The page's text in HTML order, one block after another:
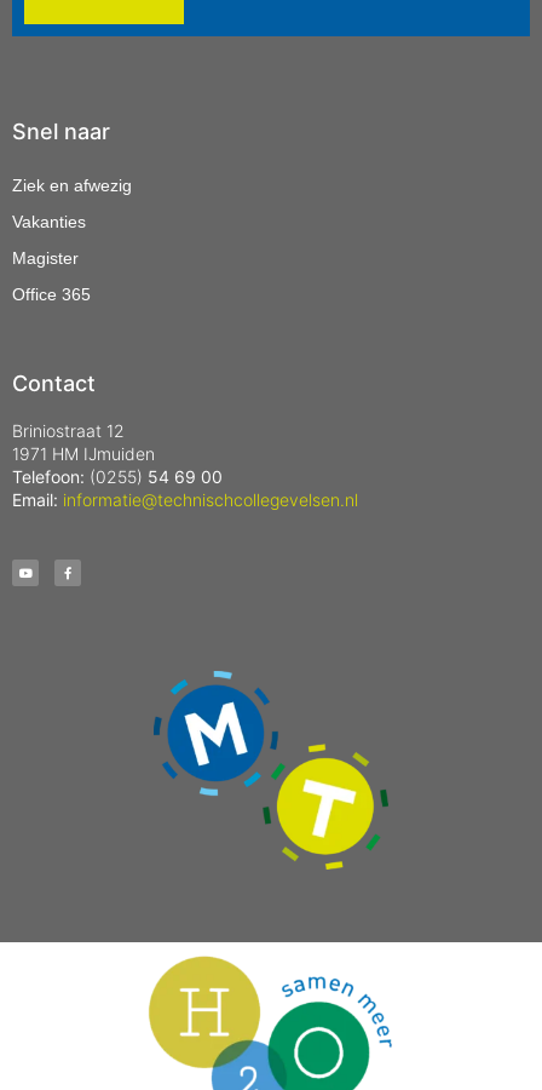
Snel naar
Ziek en afwezig
Vakanties
Magister
Office 365
Contact
Briniostraat 12
1971 HM IJmuiden
Telefoon: (0255) 54 69 00
Email: informatie@technischcollegevelsen.nl